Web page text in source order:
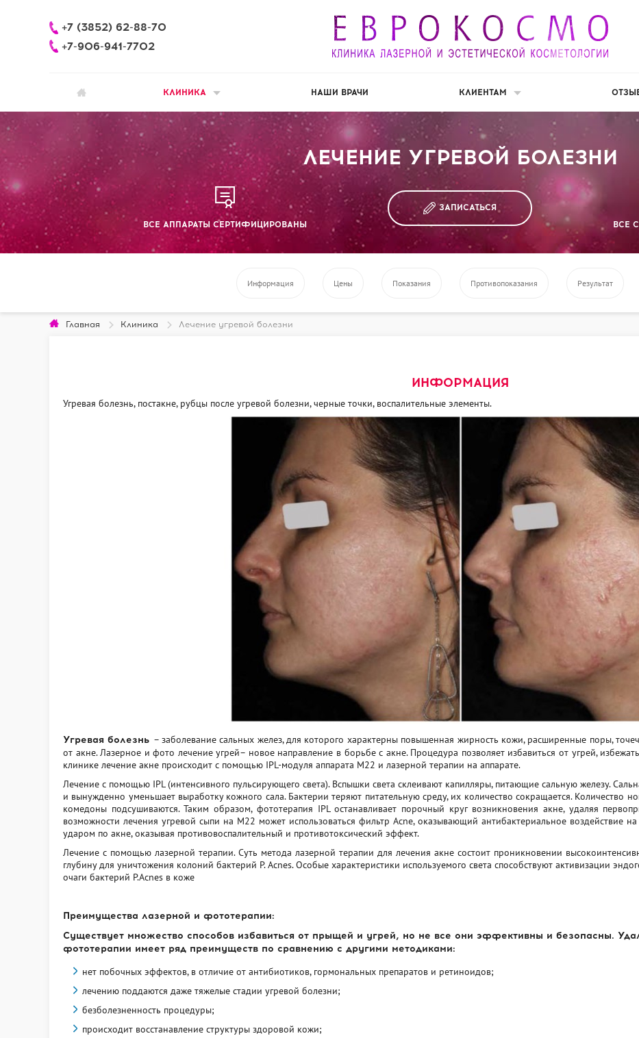
+7 (3852) 62-88-70
+7-906-941-7702
КЛИНИКА НАШИ ВРАЧИ КЛИЕНТАМ
ЛЕЧЕНИЕ УГРЕВОЙ БОЛЕЗНИ
ВСЕ АППАРАТЫ СЕРТИФИЦИРОВАНЫ
ЗАПИСАТЬСЯ
ВСЕ
Информация Цены Показания Противопоказания Результат
Главная Клиника Лечение угревой болезни
ИНФОРМАЦИЯ
Угревая болезнь, постакне, рубцы после угревой болезни, черные точки, воспалительные элементы.
Угревая болезнь – заболевание сальных желез, для которого характерны повышенная жирность кожи, расширенные поры,
от акне. Лазерное и фото лечение угрей– новое направление в борьбе с акне. Процедура позволяет избавиться от угрей,
клинике лечение акне происходит с помощью IPL-модуля аппарата М22 и лазерной терапии на аппарате.
Лечение с помощью IPL (интенсивного пульсирующего света). Вспышки света склеивают капилляры, питающие сальную железу.
и вынужденно уменьшает выработку кожного сала. Бактерии теряют питательную среду, их количество сокращается. Количество
комедоны подсушиваются. Таким образом, фототерапия IPL останавливает порочный круг возникновения акне, удаляя
возможности лечения угревой сыпи на M22 может использоваться фильтр Acne, оказывающий антибактериальное воздействие
ударом по акне, оказывая противовоспалительный и противотоксический эффект.
Лечение с помощью лазерной терапии. Суть метода лазерной терапии для лечения акне состоит проникновении
глубину для уничтожения колоний бактерий P. Acnes. Особые характеристики используемого света способствуют активизации
очаги бактерий Р.Acnes в коже
Преимущества лазерной и фототерапии:
Существует множество способов избавиться от прыщей и угрей, но не все они эффективны и безопасны.
фототерапии имеет ряд преимуществ по сравнению с другими методиками:
нет побочных эффектов, в отличие от антибиотиков, гормональных препаратов и ретиноидов;
лечению поддаются даже тяжелые стадии угревой болезни;
безболезненность процедуры;
происходит восстанавление структуры здоровой кожи;